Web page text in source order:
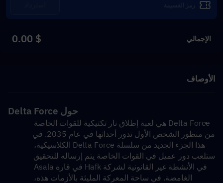
الإجمالي $ 0.00
الأوصاف
حول Delta Force